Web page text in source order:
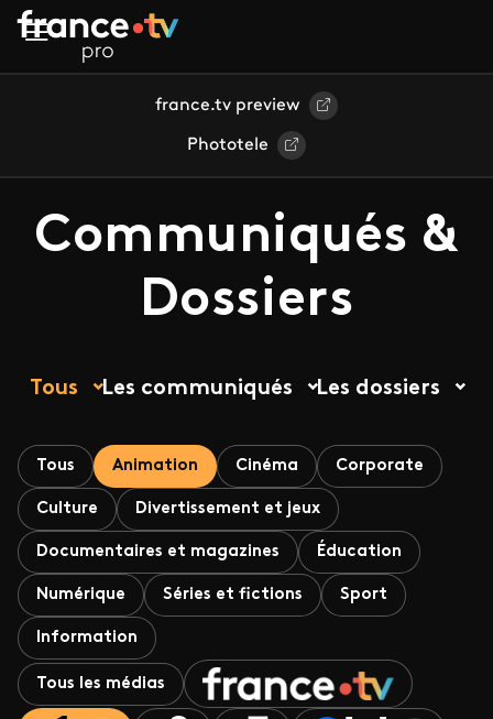
Aller au contenu principal
france.tv preview
Phototele
Communiqués &
Dossiers
Tous Les communiqués Les dossiers
Tous Animation Cinéma Corporate
Culture Divertissement et jeux
Documentaires et magazines Éducation
Numérique Séries et fictions Sport
Information
Tous les médias